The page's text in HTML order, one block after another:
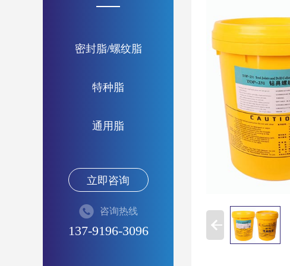
密封脂/螺纹脂
特种脂
通用脂
立即咨询
咨询热线
137-9196-3096